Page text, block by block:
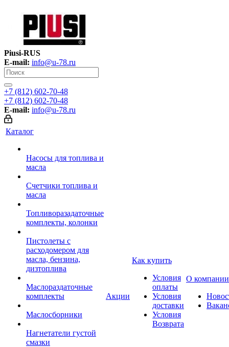
Piusi-RUS
E-mail: info@u-78.ru
+7 (812) 602-70-48
+7 (812) 602-70-48
E-mail: info@u-78.ru
Каталог
Насосы для топлива и
масла
Счетчики топлива и
масла
Топливоразадаточные
комплекты, колонки
Пистолеты с
расходомером для
масла, бензина,
дизтоплива
Маслораздаточные
комплекты
Маслосборники
Нагнетатели густой
смазки
Акции
Как купить
Условия
оплаты
Условия
доставки
Условия
Возврата
О компании